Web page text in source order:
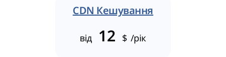
CDN Кешування
від 12 $ /рік